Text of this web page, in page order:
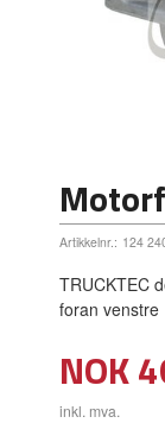
Artikkelnr.: 124
TRUCKTEC
foran venstre
Pris
NOK
inkl. mva.